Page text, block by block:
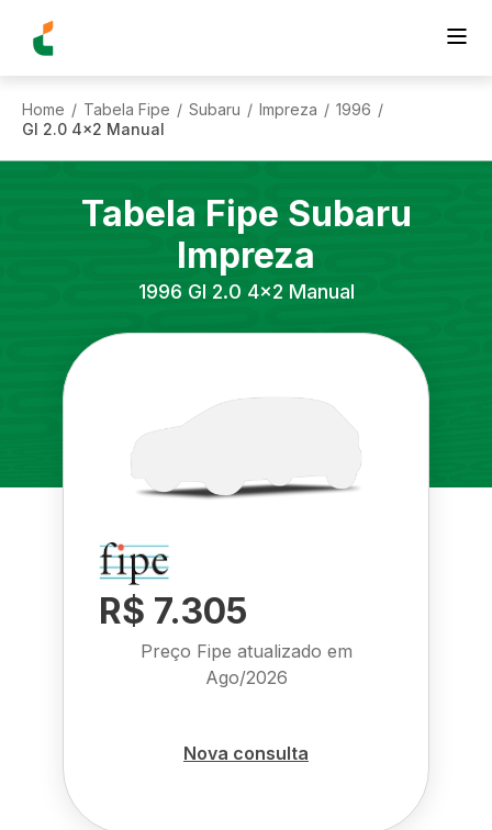
Home / Tabela Fipe / Subaru / Impreza / 1996 /
Gl 2.0 4x2 Manual
Tabela Fipe Subaru
Impreza
1996 Gl 2.0 4x2 Manual
R$ 7.305
Preço Fipe atualizado em
Ago/2026
Nova consulta